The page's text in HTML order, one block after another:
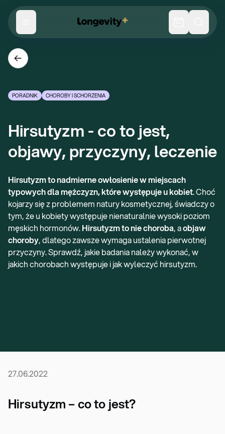
PORADNIK CHOROBY I SCHORZENIA
Hirsutyzm - co to jest,
objawy, przyczyny, leczenie
Hirsutyzm tonadmierne owłosienie w miejscach
typowych dla mężczyzn, które występuje u kobiet. Choć
kojarzy się z problemem natury kosmetycznej, świadczy o
tym, że u kobiety występuje nienaturalnie wysoki poziom
męskich hormonów.Hirsutyzm to nie choroba, aobjaw
choroby, dlatego zawsze wymaga ustalenia pierwotnej
przyczyny. Sprawdź, jakie badania należy wykonać, w
jakich chorobach występuje i jak wyleczyć hirsutyzm.
27.06.2022
Hirsutyzm – co to jest?